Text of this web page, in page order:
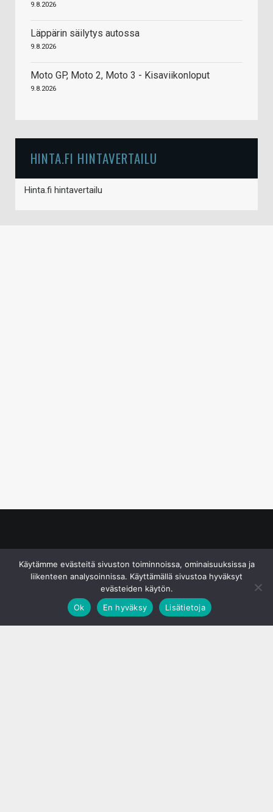
9.8.2026
Läppärin säilytys autossa
9.8.2026
Moto GP, Moto 2, Moto 3 - Kisaviikonloput
9.8.2026
HINTA.FI HINTAVERTAILU
Hinta.fi hintavertailu
Käytämme evästeitä sivuston toiminnoissa, ominaisuuksissa ja
liikenteen analysoinnissa. Käyttämällä sivustoa hyväksyt
evästeiden käytön.
Ok
En hyväksy Lisätietoja